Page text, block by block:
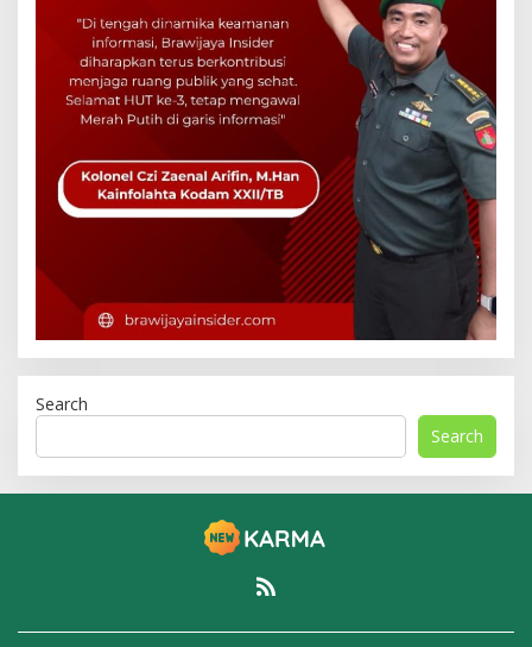
Search
Search